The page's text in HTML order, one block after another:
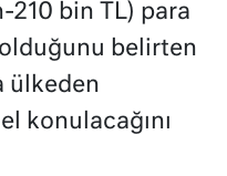
210 bin TL) para
olduğunu belirten
ülkeden
konulacağını